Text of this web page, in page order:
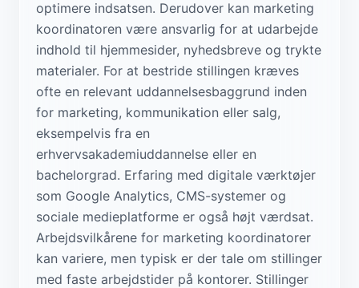
optimere indsatsen. Derudover kan marketing
koordinatoren være ansvarlig for at udarbejde
indhold til hjemmesider, nyhedsbreve og trykte
materialer. For at bestride stillingen kræves
ofte en relevant uddannelsesbaggrund inden
for marketing, kommunikation eller salg,
eksempelvis fra en
erhvervsakademiuddannelse eller en
bachelorgrad. Erfaring med digitale værktøjer
som Google Analytics, CMS-systemer og
sociale medieplatforme er også højt værdsat.
Arbejdsvilkårene for marketing koordinatorer
kan variere, men typisk er der tale om stillinger
med faste arbejdstider på kontorer. Stillinger